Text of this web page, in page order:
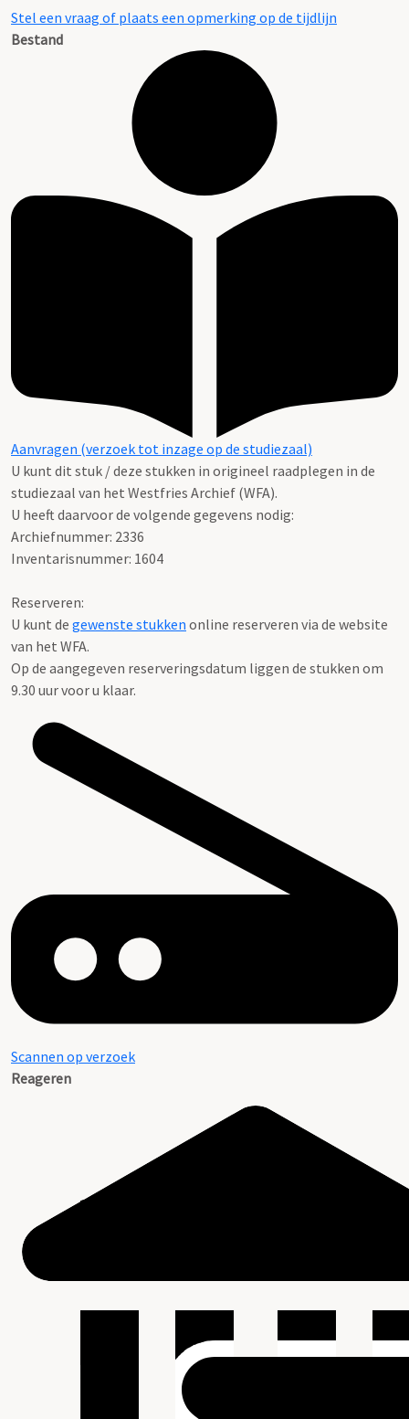
Stel een vraag of plaats een opmerking op de tijdlijn
Bestand
Aanvragen (verzoek tot inzage op de studiezaal)
U kunt dit stuk / deze stukken in origineel raadplegen in de
studiezaal van het Westfries Archief (WFA).
U heeft daarvoor de volgende gegevens nodig:
Archiefnummer: 2336
Inventarisnummer: 1604
Reserveren:
U kunt de gewenste stukken online reserveren via de website
van het WFA.
Op de aangegeven reserveringsdatum liggen de stukken om
9.30 uur voor u klaar.
Scannen op verzoek
Reageren